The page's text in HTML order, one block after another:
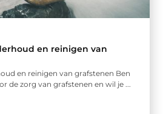
en reinigen van
en reinigen van grafstenen Ben
de zorg van grafstenen en wil je ...